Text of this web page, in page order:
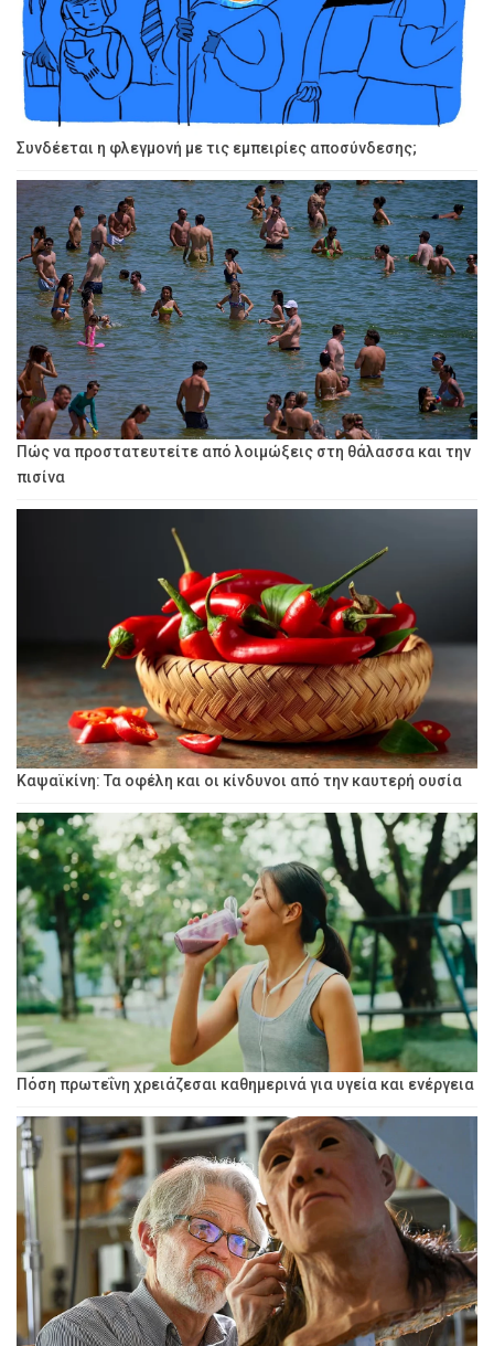
Συνδέεται η φλεγμονή με τις εμπειρίες αποσύνδεσης;
Πώς να προστατευτείτε από λοιμώξεις στη θάλασσα και την
πισίνα
Καψαϊκίνη: Τα οφέλη και οι κίνδυνοι από την καυτερή ουσία
Πόση πρωτεΐνη χρειάζεσαι καθημερινά για υγεία και ενέργεια